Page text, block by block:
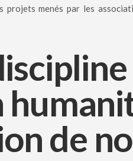
menés par les
de